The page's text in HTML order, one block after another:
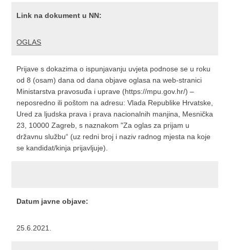
Link na dokument u NN:
OGLAS
Prijave s dokazima o ispunjavanju uvjeta podnose se u roku
od 8 (osam) dana od dana objave oglasa na web-stranici
Ministarstva pravosuđa i uprave (https://mpu.gov.hr/) –
neposredno ili poštom na adresu: Vlada Republike Hrvatske,
Ured za ljudska prava i prava nacionalnih manjina, Mesnička
23, 10000 Zagreb, s naznakom "Za oglas za prijam u
državnu službu“ (uz redni broj i naziv radnog mjesta na koje
se kandidat/kinja prijavljuje).
Datum javne objave:
25.6.2021.